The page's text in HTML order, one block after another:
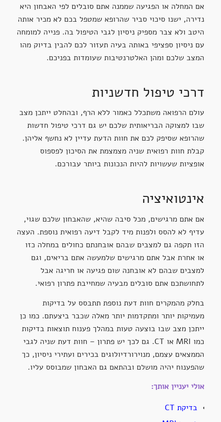
אם המחלה או הפגיעה שממנה אתם סובלים לפי האבחון היא
נדירה, ישנו סיכוי סביר שהרופא שמטפל בכם לא מכיר אותה
היטב ולא צבר מספיק ניסיון לגבי הטיפול בה. פנייה למומחה
עם ניסיון ספציפי באותה בעיה תעזור לכם להבין בדיוק מהו
המצב שלכם ומהן האלטרנטיבות שעומדות בפניכם.
דרכי טיפול חדשניות
עולם הרפואה משתכלל כאמור ללא הרף, ובהחלט ייתכן מצב
שבו למצוקה הבריאותית שלכם יש גם דרכי טיפול חדשות
שהרופא שסיפק לכם את חוות הדעת עדיין לא נחשף אליהן.
קבלת חוות רפואית שניה מצמצמת את הסיכון לפספוס
אופציות שעשויות להיות הנכונות ביותר עבורכם.
אינטואיציה
אם אתם מרגישים, מכל סיבה שהיא, שהאבחון שלכם שגוי,
עדיף לא להסס ולפנות מיד לקבל דיעה רפואית נוספת. העצה
הזו תקפה גם למצבים שבהם אובחנתם כחולים במחלה כזו
או אחרת אבל אתם מרגישים שלמעשה אתם בריאים, וגם
למצבים שבהם לא אובחנה שום פגיעה או חריגה אבל
לתחושתכם אתם סובלים מבעיה שמחייבת פתרון רפואי.
בחלק מהמקרים חוות דעת נוספת תתבסס על בדיקות
מעמיקות יותר ומתקדמות יותר מאלה שכבר ביצעתם. כמו כן
ייתכן מצב שבו בוצעה טעות במהלך פענוח תוצאות בדיקות
כמו MRI או CT. גם לכך יש פתרון – חוות דעת שניה לגבי
הממצאים עצמם, מנוירורדיולוגים בכירים ועתירי ניסיון, כך
שהפענוח יהיה מושלם ובהתאם גם האבחון שמבוסס עליו.
אולי יעניין אותך:
בדיקת CT